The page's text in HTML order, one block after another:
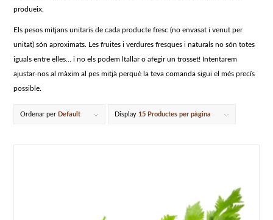
produeix.
Els pesos mitjans unitaris de cada producte fresc (no envasat i venut per
unitat) són aproximats. Les fruites i verdures fresques i naturals no són totes
iguals entre elles… i no els podem ltallar o afegir un trosset! Intentarem
ajustar-nos al màxim al pes mitjà perquè la teva comanda sigui el més precís
possible.
Ordenar per Default Display 15 Productes per pàgina